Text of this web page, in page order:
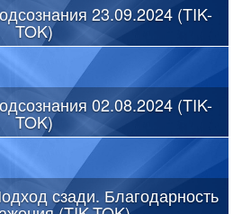
23.09.2024 (TIK-
TOK)
02.08.2024 (TIK-
TOK)
сзади. Благодарность